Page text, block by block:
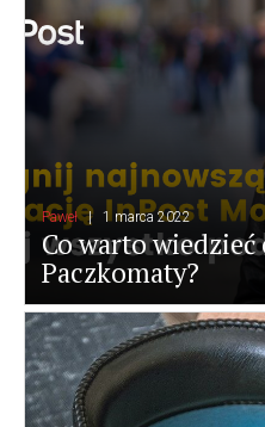
Paweł 1 marca 2022
Co warto
Paczkomaty?